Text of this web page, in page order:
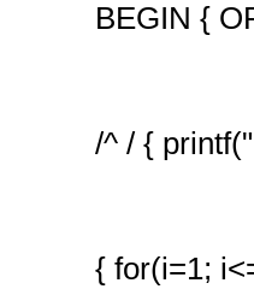
BEGIN {
/^ / {
{ for(i=1;